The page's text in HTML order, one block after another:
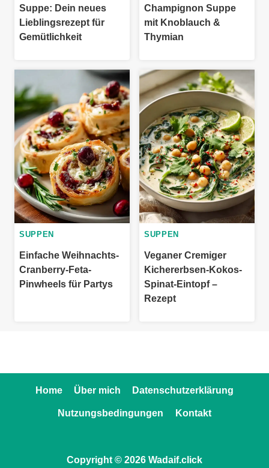
Suppe: Dein neues
Lieblingsrezept für
Gemütlichkeit
Champignon Suppe
mit Knoblauch &
Thymian
SUPPEN
Einfache Weihnachts-
Cranberry-Feta-
Pinwheels für Partys
SUPPEN
Veganer Cremiger
Kichererbsen-Kokos-
Spinat-Eintopf –
Rezept
Home Über mich Datenschutzerklärung
Nutzungsbedingungen Kontakt
Copyright © 2026 Wadaif.click